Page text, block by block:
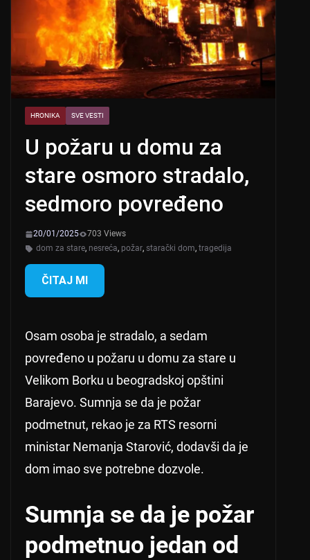
HRONIKA SVE VESTI
U požaru u domu za
stare osmoro stradalo,
sedmoro povređeno
20/01/2025
703 Views
dom za stare, nesreća, požar, starački dom, tragedija
ČITAJ MI
Osam osoba je stradalo, a sedam
povređeno u požaru u domu za stare u
Velikom Borku u beogradskoj opštini
Barajevo. Sumnja se da je požar
podmetnut, rekao je za RTS resorni
ministar Nemanja Starović, dodavši da je
dom imao sve potrebne dozvole.
Sumnja se da je požar
podmetnuo jedan od